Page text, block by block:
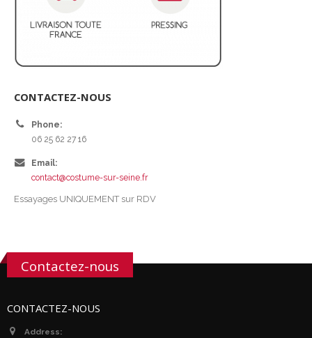
CONTACTEZ-NOUS
Phone:
06 25 62 27 16
Email:
contact@costume-sur-seine.fr
Essayages UNIQUEMENT sur RDV
Contactez-nous
CONTACTEZ-NOUS
Address: